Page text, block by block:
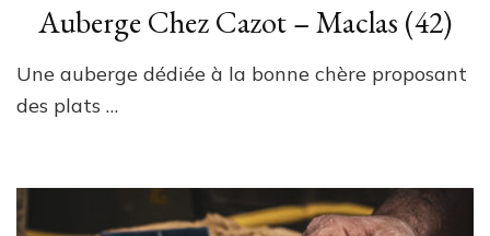
Auberge Chez Cazot – Maclas (42)
Une auberge dédiée à la bonne chère proposant
des plats …